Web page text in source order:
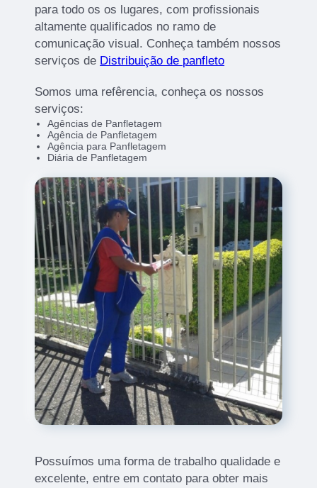
para todo os os lugares, com profissionais
altamente qualificados no ramo de
comunicação visual. Conheça também nossos
serviços de Distribuição de panfleto
Somos uma refêrencia, conheça os nossos
serviços:
Agências de Panfletagem
Agência de Panfletagem
Agência para Panfletagem
Diária de Panfletagem
Possuímos uma forma de trabalho qualidade e
excelente, entre em contato para obter mais